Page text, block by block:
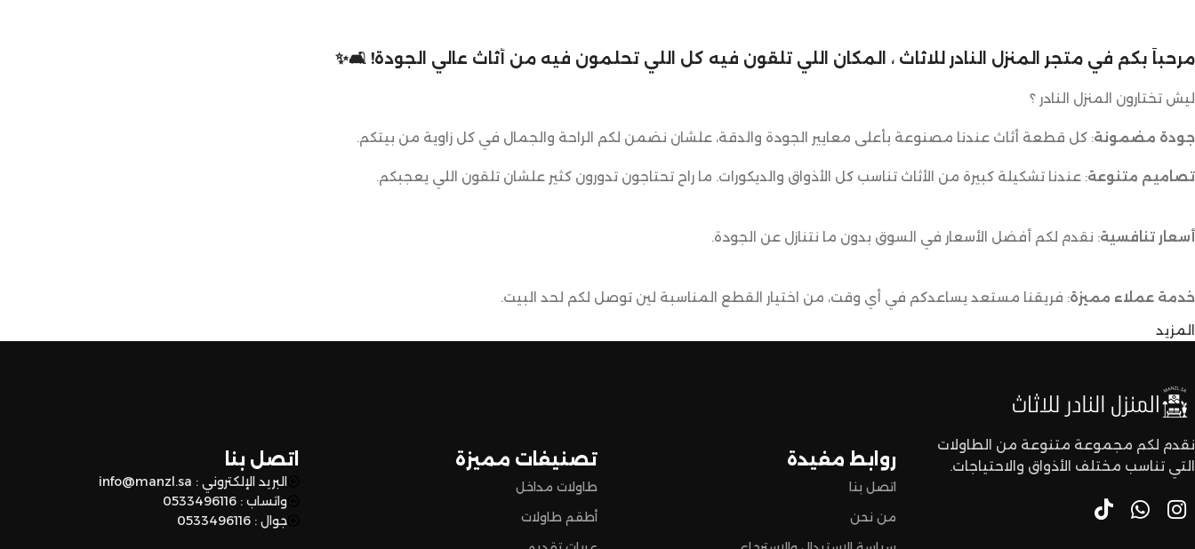
مرحباً بكم في متجر المنزل النادر للاثاث ، المكان اللي تلقون فيه كل اللي تحلمون فيه من أثاث عالي الجودة! 🛋️✨
ليش تختارون المنزل النادر ؟
جودة مضمونة: كل قطعة أثاث عندنا مصنوعة بأعلى معايير الجودة والدقة، علشان نضمن لكم الراحة والجمال في كل زاوية من بيتكم.
تصاميم متنوعة: عندنا تشكيلة كبيرة من الأثاث تناسب كل الأذواق والديكورات. ما راح تحتاجون تدورون كثير علشان تلقون اللي يعجبكم.
أسعار تنافسية: نقدم لكم أفضل الأسعار في السوق بدون ما نتنازل عن الجودة.
خدمة عملاء مميزة: فريقنا مستعد يساعدكم في أي وقت، من اختيار القطع المناسبة لين توصل لكم لحد البيت.
اختاروا الراحة والأناقة من المنزل النادر للاثاث الآن وعيشوا تجربة تسوق مميزة.
المزيد
روابط مفيدة
اتصل بنا
من نحن
تصنيفات مميزة
طاولات مداخل
أطقم طاولات
اتصل بنا
البريد الإلكتروني : info@manzl.sa
واتساب : 0533496116
جوال : 0533496116
نقدم لكم مجموعة متنوعة من الطاولات
التي تناسب مختلف الأذواق والاحتياجات.